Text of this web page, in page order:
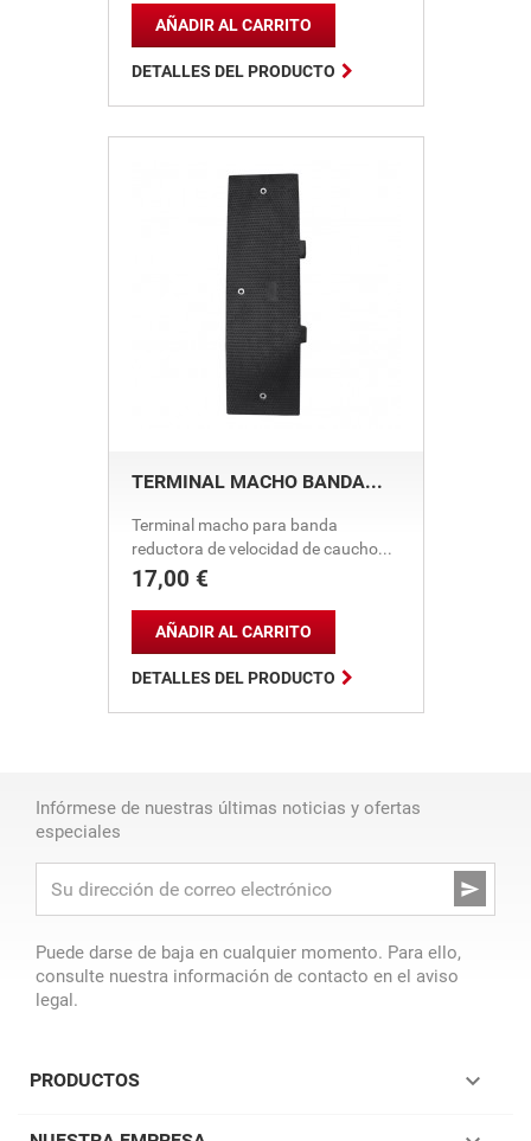

AÑADIR AL CARRITO
DETALLES DEL PRODUCTO
TERMINAL MACHO BANDA...
Terminal macho para banda
reductora de velocidad de caucho...
Precio
17,00 €

AÑADIR AL CARRITO
DETALLES DEL PRODUCTO
Infórmese de nuestras últimas noticias y ofertas
especiales

Puede darse de baja en cualquier momento. Para ello,
consulte nuestra información de contacto en el aviso
legal.
PRODUCTOS 